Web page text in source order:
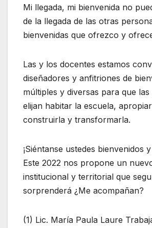
Mi llegada, mi bienvenida no
de la llegada de las otras
bienvenidas que ofrezco y
Las y los docentes estamos
diseñadores y anfitriones de
múltiples y diversas para que
elijan habitar la escuela,
construirla y transformarla.
¡Siéntanse ustedes bienvenidos
Este 2022 nos propone un
institucional y territorial que
sorprenderá ¿Me acompañan?
(1) Lic. María Paula Laure